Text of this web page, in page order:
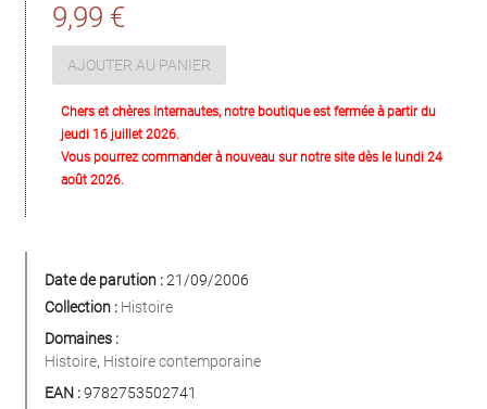
9,99 €
AJOUTER AU PANIER
Chers et chères Internautes, notre boutique est fermée à partir du
jeudi 16 juillet 2026.
Vous pourrez commander à nouveau sur notre site dès le lundi 24
août 2026.
Date de parution :21/09/2006
Collection : Histoire
Domaines :
Histoire, Histoire contemporaine
EAN :9782753502741